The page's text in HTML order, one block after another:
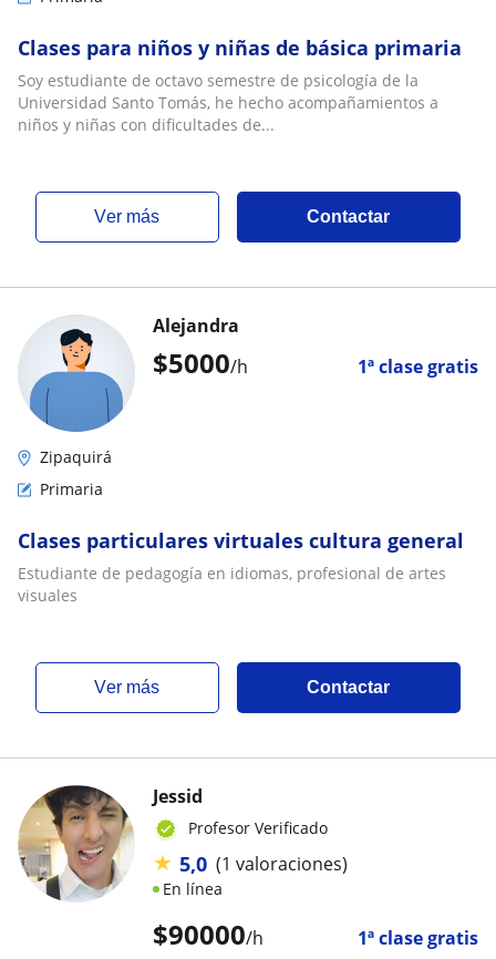
Clases para niños y niñas de básica primaria
Soy estudiante de octavo semestre de psicología de la
Universidad Santo Tomás, he hecho acompañamientos a
niños y niñas con dificultades de...
ver más Contactar
$5000/h 1ª clase gratis
Alejandra
Zipaquirá
Primaria
Clases particulares virtuales cultura general
Estudiante de pedagogía en idiomas, profesional de artes
visuales
ver más Contactar
$90000/h 1ª clase gratis
Jessid
Profesor Verificado
★ 5,0 (1 valoraciones)
En línea